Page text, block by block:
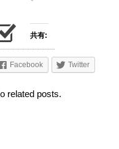
共有:
Facebook Twitter
related posts.